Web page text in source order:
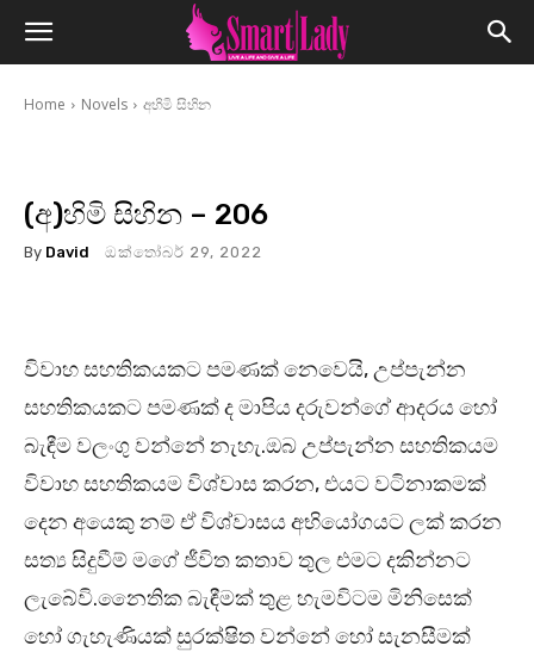
Home Novels අහිමි සිහින
(අ)හිමි සිහින – 206
By David ඔක්තෝබර් 29, 2022
විවාහ සහතිකයකට පමණක් නෙවෙයි, උප්පැන්න
සහතිකයකට පමණක් ද මාපිය දරුවන්ගේ ආදරය හෝ
බැඳීම වලංගු වන්නේ නැහැ.ඔබ උප්පැන්න සහතිකයම
විවාහ සහතිකයම විශ්වාස කරන, එයට වටිනාකමක්
දෙන අයෙකු නම් ඒ විශ්වාසය අභියෝගයට ලක් කරන
සත්‍ය සිදුවීම් මගේ ජීවිත කතාව තුල එමට දකින්නට
ලැබේවි.නෛතික බැඳීමක් තුළ හැමවිටම මිනිසෙක්
හෝ ගැහැණියක් සුරක්ෂිත වන්නේ හෝ සැනසීමක්